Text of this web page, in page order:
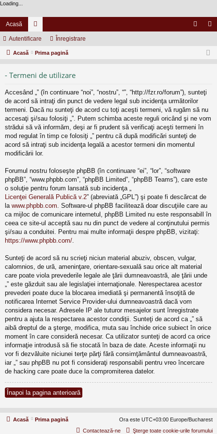
Loading...
Acasă
or
u eg
Autentificare Înregistrare
Acasă Prima pagină
- Termeni de utilizare
Accesând „” (în continuare “noi”, “nostru”, “”, “http://fzr.ro/forum”), sunteţi
de acord să intraţi din punct de vedere legal sub incidenţa următorilor
termeni. Dacă nu sunteţi de acord cu toţi aceşti termeni, vă rugăm să nu
accesaţi şi/sau folosiţi „”. Putem schimba aceste reguli oricând şi ne vom
strădui să vă informăm, deşi ar fi prudent să verificaţi aceşti termeni în
mod regulat în timp ce folosiţi „” pentru că după modificări sunteţi de
acord să intraţi sub incidenţa legală a acestor termeni din momentul
modificării lor.
Forumul nostru foloseşte phpBB (în continuare “ei”, “lor”, “software
phpBB”, “www.phpbb.com”, “phpBB Limited”, “phpBB Teams”), care este
o soluţie pentru forum lansată sub incidenţa „
Licenţei Generală Publică v.2” (abreviată „GPL”) şi poate fi descărcat de
la www.phpbb.com . Software-ul phpBB facilitează doar discuţiile care au
ca mijloc de comunicare internetul, phpBB Limited nu este responsabill în
ceea ce site-ul acceptă sau nu din punct de vedere al conţinutului permis
şi/sau a conduitei. Pentru mai multe informaţii despre phpBB, vizitaţi:
https://www.phpbb.com/
Sunteţi de acord să nu scrieţi niciun material abuziv, obscen, vulgar,
calomnios, de ură, ameninţare, orientare-sexuală sau orice alt material
care poate viola prevederile legale ale ţării dumneavoastră, ale ţării unde
„” este găzduit sau ale legislaţiei internaţionale. Nerespectarea acestor
prevederi poate duce la blocarea imediată şi permanentă însoţită de
notificarea Internet Service Provider-ului dumneavoastră dacă vom
considera necesar. Adresele IP ale tuturor mesajelor sunt înregistrate
pentru a ajuta la respectarea acestor condiţii. Sunteţi de acord ca „” să
aibă dreptul de a şterge, modifica, muta sau închide orice subiect în orice
moment în care consideră necesar. Ca utilizator sunteţi de acord ca orice
informaţie introdusă să fie stocată în baza de date. Aceste informaţii nu
vor fi dezvăluite niciunei terţe părţi fără consimţământul dumneavoastră,
iar „” sau phpBB nu pot fi consideraţi responsabili pentru vreo încercare
de hacking care poate duce la compromiterea datelor.
Înapoi la pagina anterioară
Acasă Prima pagină
Ora este UTC+03:00 Europe/Bucharest
Şterge toate cookie-urile forumului
Contactează-ne